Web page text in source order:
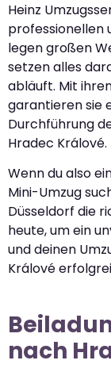
Heinz
professionellen
legen großen
setzen alles
abläuft. Mit
garantieren sie
Durchführung
Hradec Králové.
Wenn du also
Mini-Umzug
Düsseldorf die
heute, um ein
und deinen
Králové
nach